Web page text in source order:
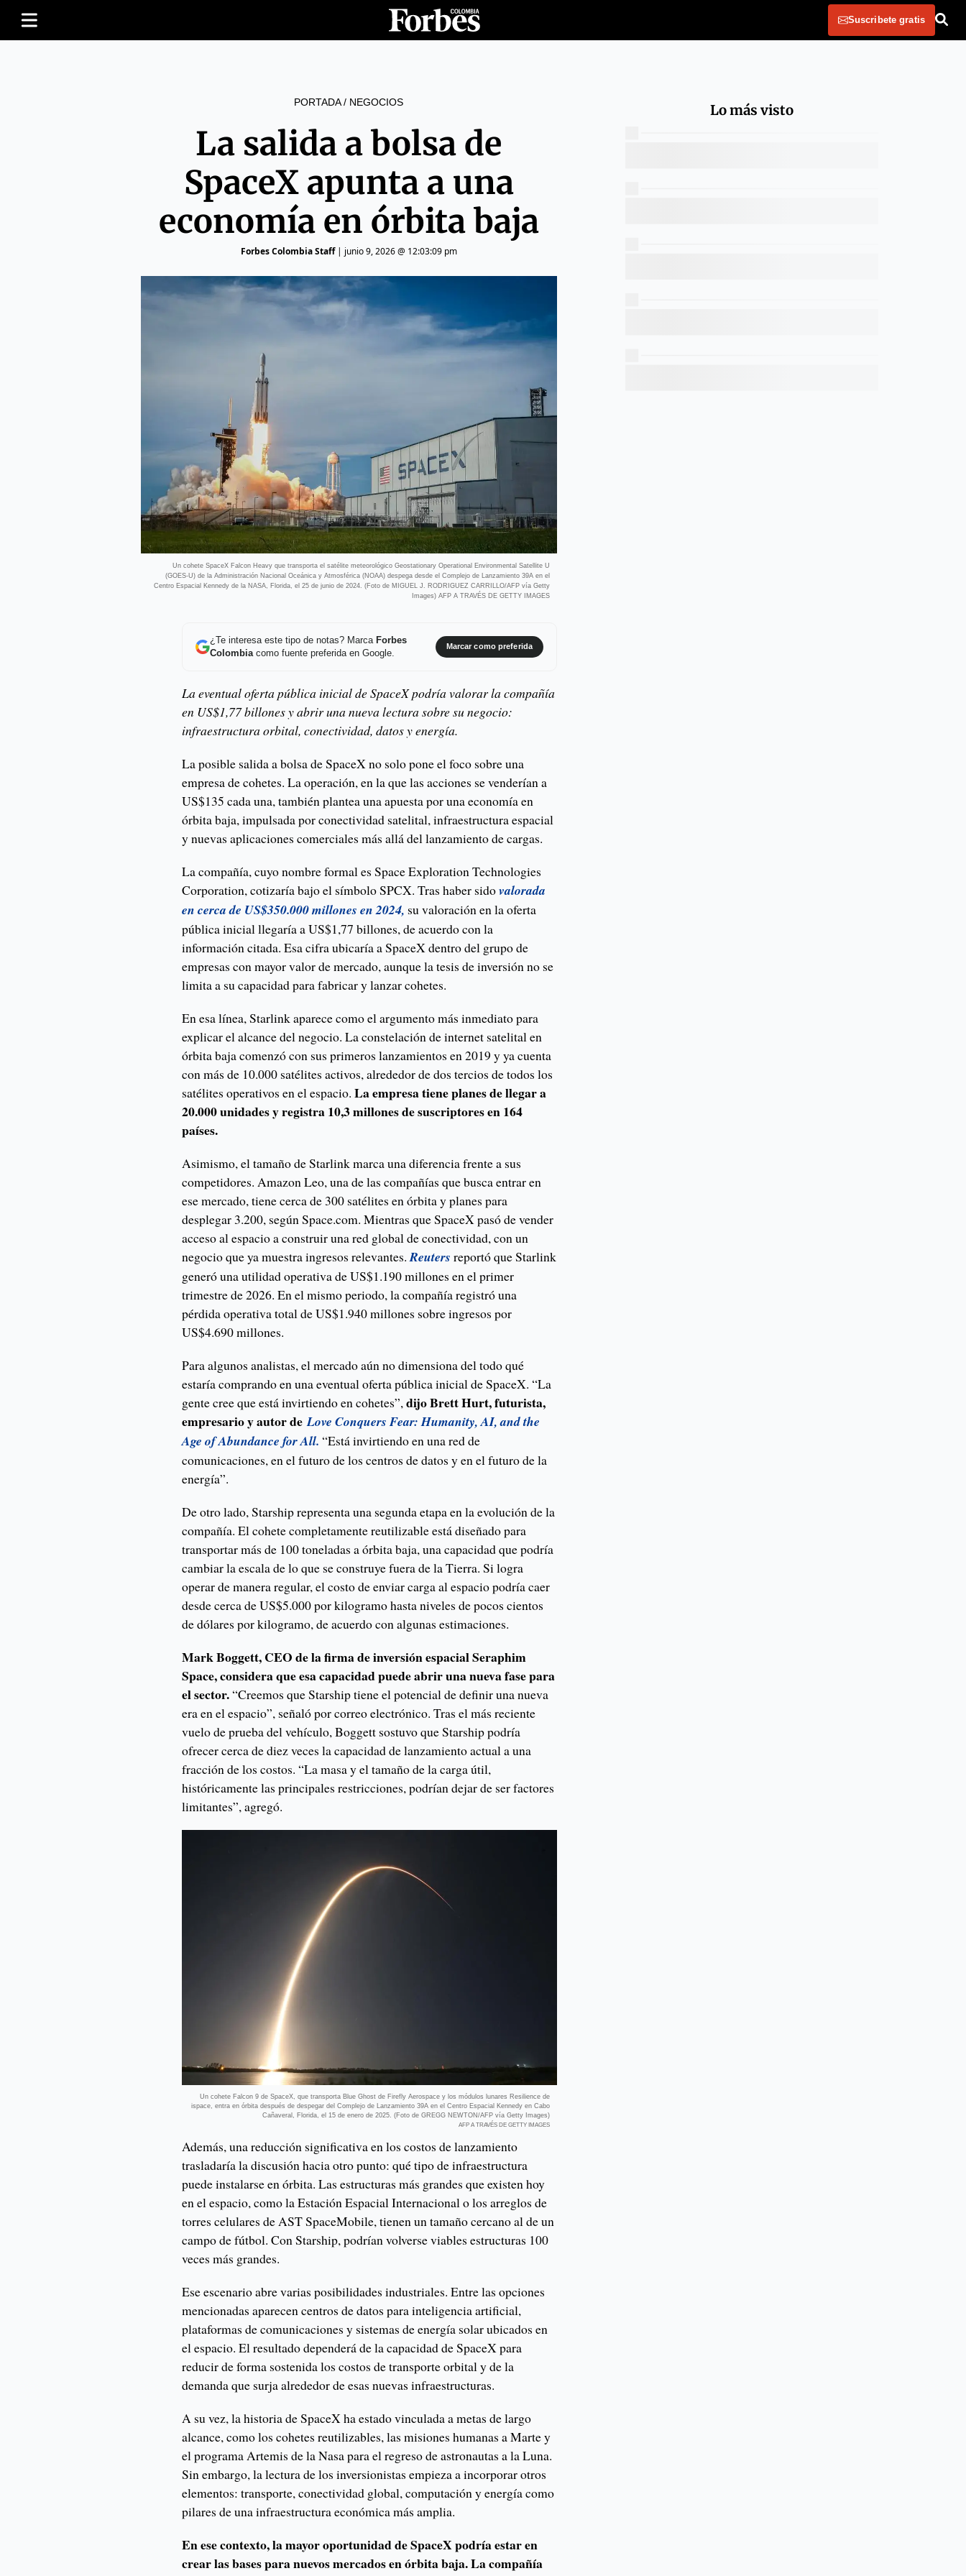
Suscribete gratis
PORTADA/ NEGOCIOS
La salida a bolsa de
SpaceX apunta a una
economía en órbita baja
Forbes Colombia Staff| junio 9, 2026 @ 12:03:09 pm
Un cohete SpaceX Falcon Heavy que transporta el satélite meteorológico Geostationary Operational Environmental Satellite U
(GOES-U) de la Administración Nacional Oceánica y Atmosférica (NOAA) despega desde el Complejo de Lanzamiento 39A en el
Centro Espacial Kennedy de la NASA, Florida, el 25 de junio de 2024. (Foto de MIGUEL J. RODRIGUEZ CARRILLO/AFP vía Getty
Images) AFP A TRAVÉS DE GETTY IMAGES
¿Te interesa este tipo de notas? Marca Forbes
Colombiacomo fuente preferida en Google.
Marcar como preferida
La eventual oferta pública inicial de SpaceX podría valorar la compañía
en US$1,77 billones y abrir una nueva lectura sobre su negocio:
infraestructura orbital, conectividad, datos y energía.
La posible salida a bolsa de SpaceX no solo pone el foco sobre una
empresa de cohetes. La operación, en la que las acciones se venderían a
US$135 cada una, también plantea una apuesta por una economía en
órbita baja, impulsada por conectividad satelital, infraestructura espacial
y nuevas aplicaciones comerciales más allá del lanzamiento de cargas.
La compañía, cuyo nombre formal es Space Exploration Technologies
Corporation, cotizaría bajo el símbolo SPCX. Tras haber sidovalorada
en cerca de US$350.000 millones en 2024, su valoración en la oferta
pública inicial llegaría a US$1,77 billones, de acuerdo con la
información citada. Esa cifra ubicaría a SpaceX dentro del grupo de
empresas con mayor valor de mercado, aunque la tesis de inversión no se
limita a su capacidad para fabricar y lanzar cohetes.
En esa línea, Starlink aparece como el argumento más inmediato para
explicar el alcance del negocio. La constelación de internet satelital en
órbita baja comenzó con sus primeros lanzamientos en 2019 y ya cuenta
con más de 10.000 satélites activos, alrededor de dos tercios de todos los
satélites operativos en el espacio. La empresa tiene planes de llegar a
20.000 unidades y registra 10,3 millones de suscriptores en 164
países.
Asimismo, el tamaño de Starlink marca una diferencia frente a sus
competidores. Amazon Leo, una de las compañías que busca entrar en
ese mercado, tiene cerca de 300 satélites en órbita y planes para
desplegar 3.200, según Space.com. Mientras que SpaceX pasó de vender
acceso al espacio a construir una red global de conectividad, con un
negocio que ya muestra ingresos relevantes.Reutersreportó que Starlink
generó una utilidad operativa de US$1.190 millones en el primer
trimestre de 2026. En el mismo periodo, la compañía registró una
pérdida operativa total de US$1.940 millones sobre ingresos por
US$4.690 millones.
Para algunos analistas, el mercado aún no dimensiona del todo qué
estaría comprando en una eventual oferta pública inicial de SpaceX. “La
gente cree que está invirtiendo en cohetes”,dijo Brett Hurt, futurista,
empresario y autor deLove Conquers Fear: Humanity, AI, and the
Age of Abundance for All. “Está invirtiendo en una red de
comunicaciones, en el futuro de los centros de datos y en el futuro de la
energía”.
De otro lado, Starship representa una segunda etapa en la evolución de la
compañía. El cohete completamente reutilizable está diseñado para
transportar más de 100 toneladas a órbita baja, una capacidad que podría
cambiar la escala de lo que se construye fuera de la Tierra. Si logra
operar de manera regular, el costo de enviar carga al espacio podría caer
desde cerca de US$5.000 por kilogramo hasta niveles de pocos cientos
de dólares por kilogramo, de acuerdo con algunas estimaciones.
Mark Boggett, CEO de la firma de inversión espacial Seraphim
Space, considera que esa capacidad puede abrir una nueva fase para
el sector.“Creemos que Starship tiene el potencial de definir una nueva
era en el espacio”, señaló por correo electrónico. Tras el más reciente
vuelo de prueba del vehículo, Boggett sostuvo que Starship podría
ofrecer cerca de diez veces la capacidad de lanzamiento actual a una
fracción de los costos. “La masa y el tamaño de la carga útil,
históricamente las principales restricciones, podrían dejar de ser factores
limitantes”, agregó.
Un cohete Falcon 9 de SpaceX, que transporta Blue Ghost de Firefly Aerospace y los módulos lunares Resilience de
ispace, entra en órbita después de despegar del Complejo de Lanzamiento 39A en el Centro Espacial Kennedy en Cabo
Cañaveral, Florida, el 15 de enero de 2025. (Foto de GREGG NEWTON/AFP vía Getty Images)
AFP A TRAVÉS DE GETTY IMAGES
Además, una reducción significativa en los costos de lanzamiento
trasladaría la discusión hacia otro punto: qué tipo de infraestructura
puede instalarse en órbita. Las estructuras más grandes que existen hoy
en el espacio, como la Estación Espacial Internacional o los arreglos de
torres celulares de AST SpaceMobile, tienen un tamaño cercano al de un
campo de fútbol. Con Starship, podrían volverse viables estructuras 100
veces más grandes.
Ese escenario abre varias posibilidades industriales. Entre las opciones
mencionadas aparecen centros de datos para inteligencia artificial,
plataformas de comunicaciones y sistemas de energía solar ubicados en
el espacio. El resultado dependerá de la capacidad de SpaceX para
reducir de forma sostenida los costos de transporte orbital y de la
demanda que surja alrededor de esas nuevas infraestructuras.
A su vez, la historia de SpaceX ha estado vinculada a metas de largo
alcance, como los cohetes reutilizables, las misiones humanas a Marte y
el programa Artemis de la Nasa para el regreso de astronautas a la Luna.
Sin embargo, la lectura de los inversionistas empieza a incorporar otros
elementos: transporte, conectividad global, computación y energía como
pilares de una infraestructura económica más amplia.
En ese contexto, la mayor oportunidad de SpaceX podría estar en
crear las bases para nuevos mercados en órbita baja. La compañía
Lo más visto